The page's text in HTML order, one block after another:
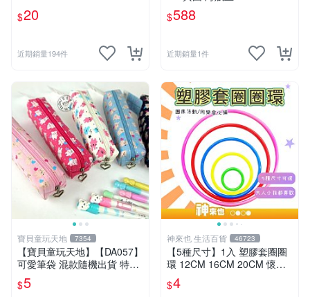
$20
近期銷量194件
$588
近期銷量1件
寶貝童玩天地 7354
【寶貝童玩天地】【DA057】
可愛筆袋 混款隨機出貨 特價*
LT01
$5
神來也 生活百貨 46723
【5種尺寸】1入 塑膠套圈圈
環 12CM 16CM 20CM 懷舊
童玩 兒童玩具 夜市套圈圈 塑
膠套環 遊戲道具 套環
$4